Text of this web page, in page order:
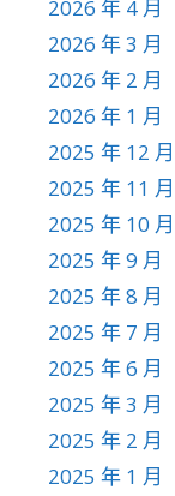
2026 年 4 月
2026 年 3 月
2026 年 2 月
2026 年 1 月
2025 年 12 月
2025 年 11 月
2025 年 10 月
2025 年 9 月
2025 年 8 月
2025 年 7 月
2025 年 6 月
2025 年 3 月
2025 年 2 月
2025 年 1 月